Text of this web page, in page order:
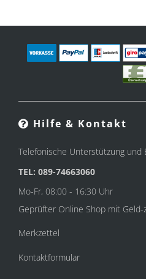
Hilfe & Kontakt
Telefonische Unterstützung und
TEL: 089-74663060
Mo-Fr, 08:00 - 16:30 Uhr
Geprüfter Online Shop mit Geld-
Merkzettel
Kontaktformular